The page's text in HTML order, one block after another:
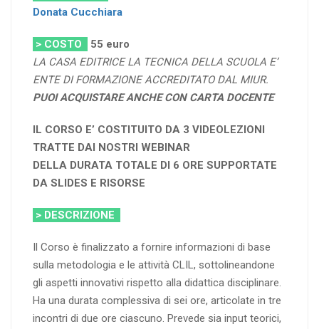
Donata Cucchiara
> COSTO 55 euro
LA CASA EDITRICE LA TECNICA DELLA SCUOLA E’
ENTE DI FORMAZIONE ACCREDITATO DAL MIUR.
PUOI ACQUISTARE ANCHE CON CARTA DOCENTE
IL CORSO E’ COSTITUITO DA 3 VIDEOLEZIONI
TRATTE DAI NOSTRI WEBINAR
DELLA DURATA TOTALE DI 6 ORE SUPPORTATE
DA SLIDES E RISORSE
> DESCRIZIONE
Il Corso è finalizzato a fornire informazioni di base
sulla metodologia e le attività CLIL, sottolineandone
gli aspetti innovativi rispetto alla didattica disciplinare.
Ha una durata complessiva di sei ore, articolate in tre
incontri di due ore ciascuno. Prevede sia input teorici,